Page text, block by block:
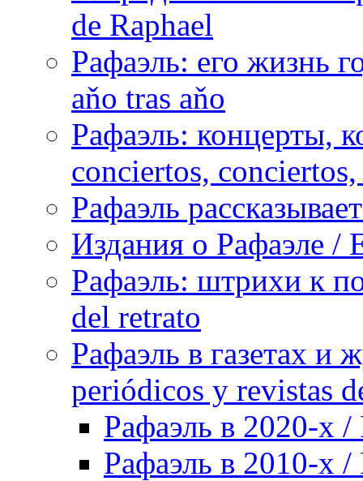
de Raphael
Рафаэль: его жизнь
aňo tras aňo
Рафаэль: концерты,
conciertos,
Рафаэль
Издания о Рафаэле /
Рафаэль: штрихи к
del retrato
Рафаэль в газетах и
periódicos y revistas
Рафаэль в 2020-х /
Рафаэль в 2010-х /